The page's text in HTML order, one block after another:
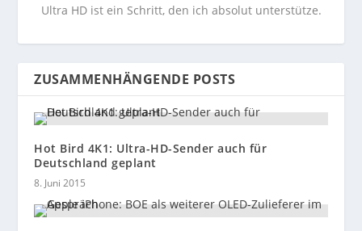
Ultra HD ist ein Schritt, den ich absolut unterstütze.
ZUSAMMENHÄNGENDE POSTS
Hot Bird 4K1: Ultra-HD-Sender auch für
Deutschland geplant
8. Juni 2015